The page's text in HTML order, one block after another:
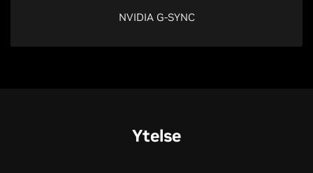
NVIDIA G-SYNC
Ytelse